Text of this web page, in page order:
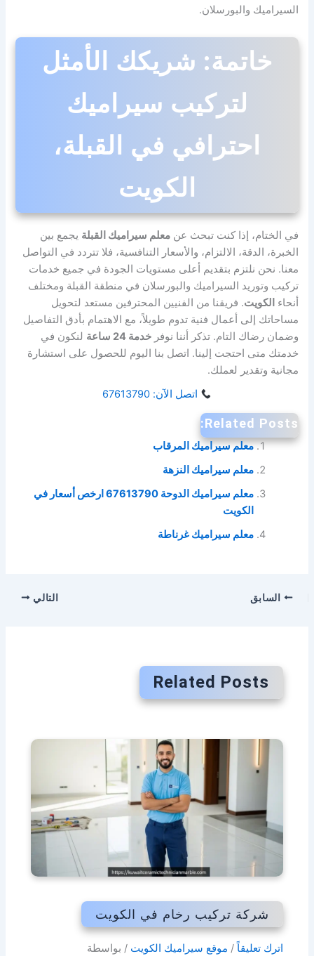
السيراميك والبورسلان.
خاتمة: شريكك الأمثل
لتركيب سيراميك
احترافي في القبلة،
الكويت
في الختام، إذا كنت تبحث عنمعلم سيراميك القبلة يجمع بين
الخبرة، الدقة، الالتزام، والأسعار التنافسية، فلا تتردد في التواصل
معنا. نحن نلتزم بتقديم أعلى مستويات الجودة في جميع خدمات
تركيب وتوريد السيراميك والبورسلان في منطقة القبلة ومختلف
أنحاء الكويت. فريقنا من الفنيين المحترفين مستعد لتحويل
مساحاتك إلى أعمال فنية تدوم طويلاً، مع الاهتمام بأدق التفاصيل
وضمان رضاك التام. تذكر أننا نوفرخدمة 24 ساعة
لنكون في
خدمتك متى احتجت إلينا. اتصل بنا اليوم للحصول على استشارة
مجانية وتقدير لعملك.
اتصل الآن: 67613790
Related Posts:
معلم سيراميك المرقاب
معلم سيراميك النزهة
معلم سيراميك الدوحة 67613790 ارخص أسعار في
الكويت
معلم سيراميك غرناطة
السابق التالي
Related Posts
شركة تركيب رخام في الكويت
اترك تعليقاً / موقع سيراميك الكويت / بواسطة